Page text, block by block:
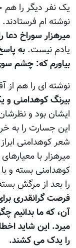
يک نفر ديگر را هم
نوشته ام
ميرهزار سوراخ دعا
يادم نيست. به
بياورم که: چشم
نوشته ای را هم از
بيرنگ کوهدامنی و
ايشان بود و
اين جسارت را به
شعر کوهدامنی
ميرهزار با
کوهدامنی بسته و
را بعد از مرگش
فرصت گرانقدری
آن، که ما بدانيم
ميرد. اين شايد
را يدک می کشند.